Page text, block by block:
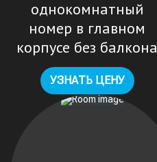
однокомнатный
номер в главном
корпусе без балкона
УЗНАТЬ ЦЕНУ